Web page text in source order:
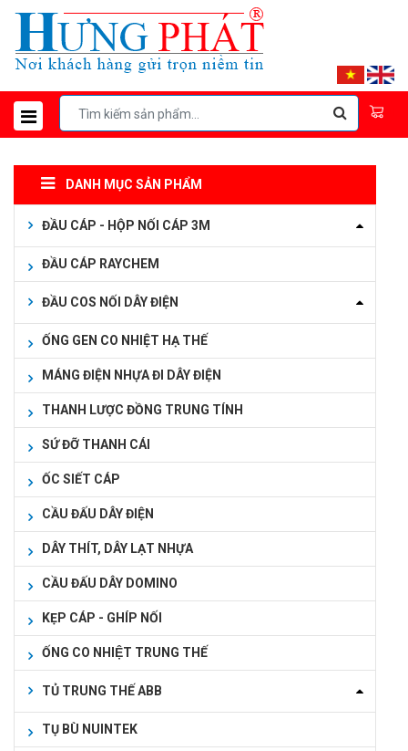
DANH MỤC SẢN PHẨM
ĐẦU CÁP - HỘP NỐI CÁP 3M
ĐẦU CÁP RAYCHEM
ĐẦU COS NỐI DÂY ĐIỆN
ỐNG GEN CO NHIỆT HẠ THẾ
MÁNG ĐIỆN NHỰA ĐI DÂY ĐIỆN
THANH LƯỢC ĐỒNG TRUNG TÍNH
SỨ ĐỠ THANH CÁI
ỐC SIẾT CÁP
CẦU ĐẤU DÂY ĐIỆN
DÂY THÍT, DÂY LẠT NHỰA
CẦU ĐẤU DÂY DOMINO
KẸP CÁP - GHÍP NỐI
ỐNG CO NHIỆT TRUNG THẾ
TỦ TRUNG THẾ ABB
TỤ BÙ NUINTEK